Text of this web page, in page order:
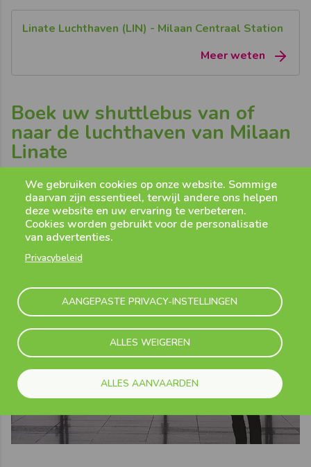
We gebruiken cookies op onze website. Sommige
daarvan zijn essentieel, terwijl andere ons helpen
deze website en uw ervaring te verbeteren.
Cookies worden gebruikt voor de personalisatie
van advertenties.
Privacybeleid
AANGEPASTE PRIVACY-INSTELLINGEN
ALLES WEIGEREN
ALLES AANVAARDEN
Linate Luchthaven (LIN) - Milaan Centraal Station
Meer weten
Boek uw shuttlebus van of
naar de luchthaven van Milaan
Linate
Maak uw online ticketreservering voor reizennaar/van de
luchthaven van MilaanLinate.Selecteer eenvoudig uw
gewenste halte, aantal passagiers voor de reis met slechts
een paar klikken. Door vooraf te boeken, kunt u profiteren
van gereduceerde tarieven!